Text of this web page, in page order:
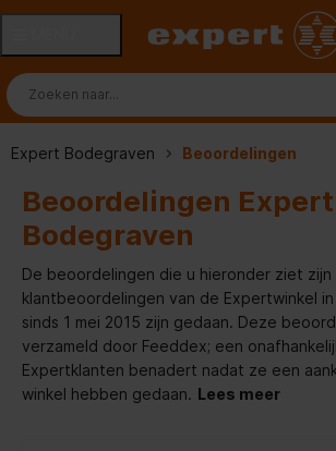
Expert Bodegraven Beoordelingen
Beoordelingen Expert
Bodegraven
De beoordelingen die u hieronder ziet zijn
klantbeoordelingen van de Expertwinkel
sinds 1 mei 2015 zijn gedaan. Deze
verzameld door Feeddex; een
Expertklanten benadert nadat ze een
winkel hebben gedaan. Lees meer